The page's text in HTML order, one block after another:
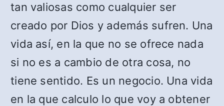
tan valiosas como cualquier ser
creado por Dios y además sufren. Una
vida así, en la que no se ofrece nada
si no es a cambio de otra cosa, no
tiene sentido. Es un negocio. Una vida
en la que calculo lo que voy a obtener